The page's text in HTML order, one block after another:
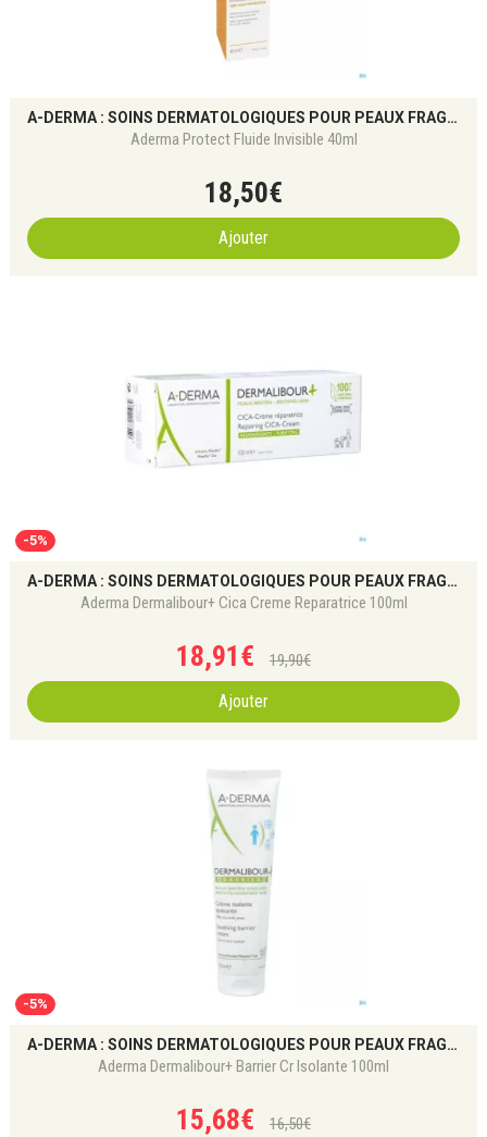
A-DERMA : SOINS DERMATOLOGIQUES POUR PEAUX FRAGILES
Aderma Protect Fluide Invisible 40ml
18,50€
Ajouter
-5%
A-DERMA : SOINS DERMATOLOGIQUES POUR PEAUX FRAGILES
Aderma Dermalibour+ Cica Creme Reparatrice 100ml
18,91€ 19,90€
Ajouter
-5%
A-DERMA : SOINS DERMATOLOGIQUES POUR PEAUX FRAGILES
Aderma Dermalibour+ Barrier Cr Isolante 100ml
15,68€ 16,50€